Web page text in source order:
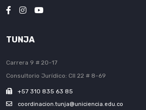
TUNJA
Carrera 9 # 20-17
Consultorio Jurídico: Cll 22 # 8-69
+57 310 835 63 85
coordinacion.tunja@uniciencia.edu.co